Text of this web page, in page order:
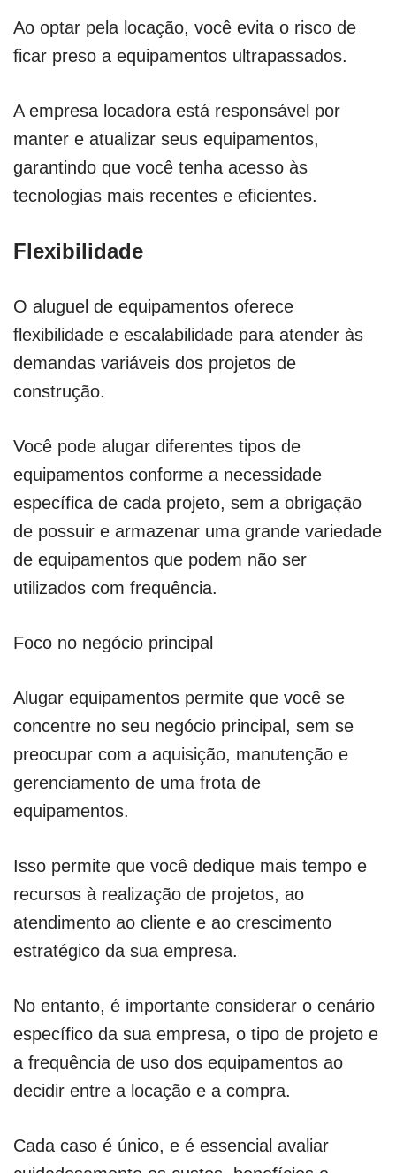
Ao optar pela locação, você evita o risco de
ficar preso a equipamentos ultrapassados.
A empresa locadora está responsável por
manter e atualizar seus equipamentos,
garantindo que você tenha acesso às
tecnologias mais recentes e eficientes.
Flexibilidade
O aluguel de equipamentos oferece
flexibilidade e escalabilidade para atender às
demandas variáveis dos projetos de
construção.
Você pode alugar diferentes tipos de
equipamentos conforme a necessidade
específica de cada projeto, sem a obrigação
de possuir e armazenar uma grande variedade
de equipamentos que podem não ser
utilizados com frequência.
Foco no negócio principal
Alugar equipamentos permite que você se
concentre no seu negócio principal, sem se
preocupar com a aquisição, manutenção e
gerenciamento de uma frota de
equipamentos.
Isso permite que você dedique mais tempo e
recursos à realização de projetos, ao
atendimento ao cliente e ao crescimento
estratégico da sua empresa.
No entanto, é importante considerar o cenário
específico da sua empresa, o tipo de projeto e
a frequência de uso dos equipamentos ao
decidir entre a locação e a compra.
Cada caso é único, e é essencial avaliar